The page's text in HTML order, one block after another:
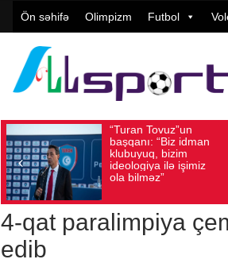
Ön səhifə Olimpizm Futbol
başqanı: “Biz idman
klubuyuq, bizim
ideologiya ilə işimiz
ola bilməz”
Baxış sayı: 178 Avqust 05, 2026
4-qat paralimpiya
edib